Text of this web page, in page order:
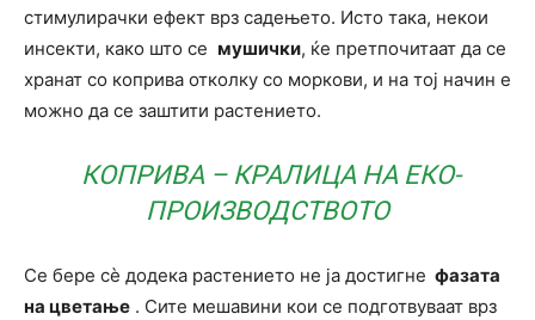
стимулирачки ефект врз садењето. Исто така, некои
инсекти, како што се мушички, ќе претпочитаат да се
хранат со коприва отколку со моркови, и на тој начин е
можно да се заштити растението.
КОПРИВА – КРАЛИЦА НА ЕКО-
ПРОИЗВОДСТВОТО
Се бере сè додека растението не ја достигне фазата
на цветање . Сите мешавини кои се подготвуваат врз